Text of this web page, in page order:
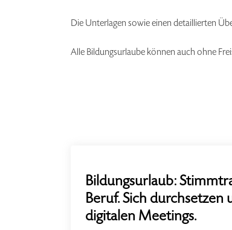
Die Unterlagen sowie einen detaillierten
Alle Bildungsurlaube können auch ohne
Bildungsurlaub:
Beruf. Sich durchsetzen
digitalen Meetings.